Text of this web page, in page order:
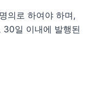
의로 하여야 하며,
30일 이내에 발행된